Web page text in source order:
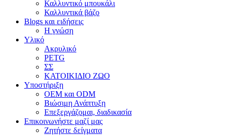
Καλλυντικό μπουκάλι
Καλλυντικά βάζο
Blogs και ειδήσεις
Η γνώση
Υλικό
Ακρυλικό
PETG
ΣΣ
ΚΑΤΟΙΚΙΔΙΟ ΖΩΟ
Υποστήριξη
OEM και ODM
Βιώσιμη Ανάπτυξη
Επεξεργάζομαι, διαδικασία
Επικοινωνήστε μαζί μας
Ζητήστε δείγματα